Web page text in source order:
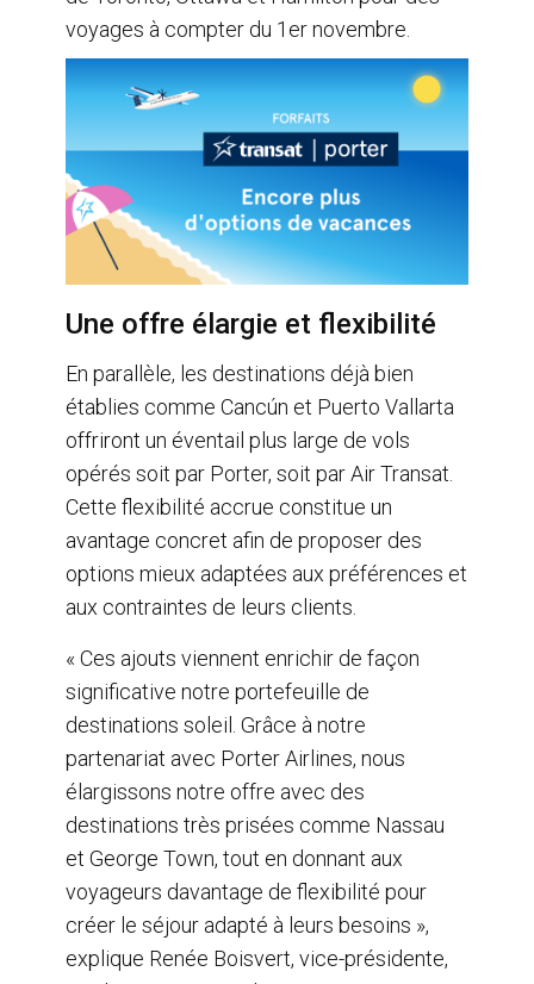
voyages à compter du 1er novembre.
Une offre élargie et flexibilité
En parallèle, les destinations déjà bien
établies comme Cancún et Puerto Vallarta
offriront un éventail plus large de vols
opérés soit par Porter, soit par Air Transat.
Cette flexibilité accrue constitue un
avantage concret afin de proposer des
options mieux adaptées aux préférences et
aux contraintes de leurs clients.
« Ces ajouts viennent enrichir de façon
significative notre portefeuille de
destinations soleil. Grâce à notre
partenariat avec Porter Airlines, nous
élargissons notre offre avec des
destinations très prisées comme Nassau
et George Town, tout en donnant aux
voyageurs davantage de flexibilité pour
créer le séjour adapté à leurs besoins »,
explique Renée Boisvert, vice-présidente,